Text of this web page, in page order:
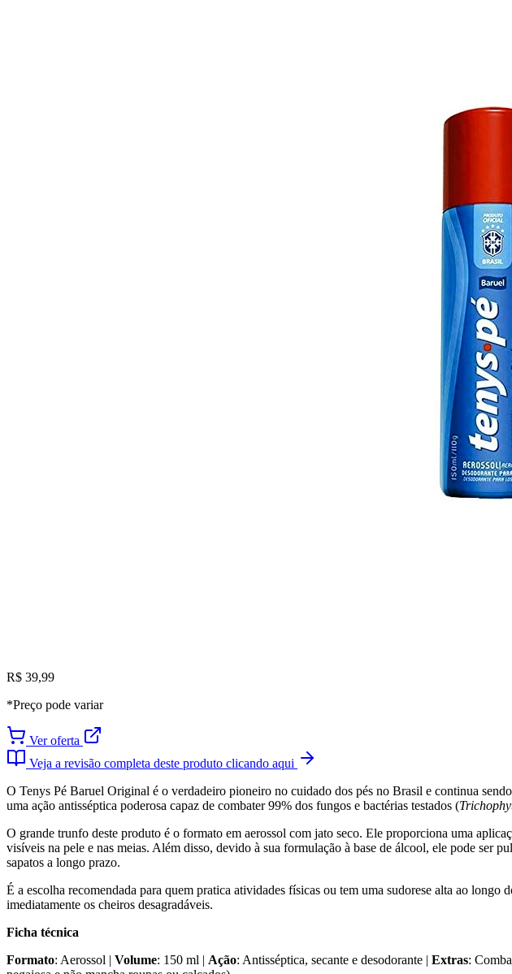
R$ 39,99
*Preço pode variar
Ver oferta
Veja a revisão completa deste produto clicando aqui
O Tenys Pé Baruel Original é o verdadeiro pioneiro no cuidado dos pés no Brasil e continua
uma ação antisséptica poderosa capaz de combater 99% dos fungos e bactérias testados (
O grande trunfo deste produto é o formato em aerossol com jato seco. Ele proporciona uma
visíveis na pele e nas meias. Além disso, devido à sua formulação à base de álcool, ele pode ser
sapatos a longo prazo.
É a escolha recomendada para quem pratica atividades físicas ou tem uma sudorese alta ao
imediatamente os cheiros desagradáveis.
Ficha técnica
Formato: Aerossol | Volume: 150 ml | Ação: Antisséptica, secante e desodorante | Extras: